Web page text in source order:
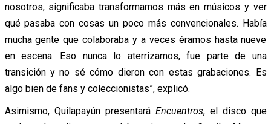
nosotros, significaba transformarnos más en músicos y ver
qué pasaba con cosas un poco más convencionales. Había
mucha gente que colaboraba y a veces éramos hasta nueve
en escena. Eso nunca lo aterrizamos, fue parte de una
transición y no sé cómo dieron con estas grabaciones. Es
algo bien de fans y coleccionistas”, explicó.
Asimismo, Quilapayún presentará Encuentros, el disco que